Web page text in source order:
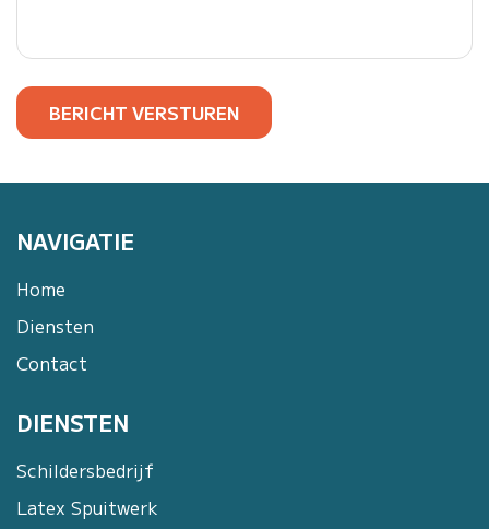
BERICHT VERSTUREN
NAVIGATIE
Home
Diensten
Contact
DIENSTEN
Schildersbedrijf
Latex Spuitwerk